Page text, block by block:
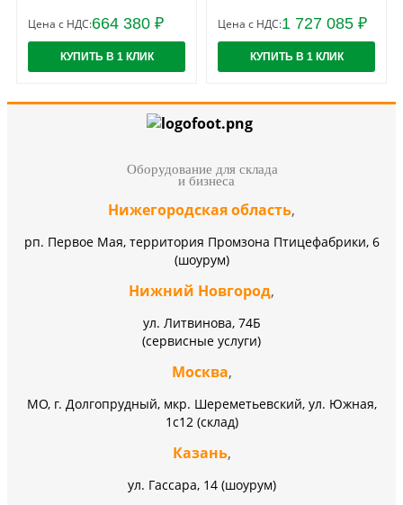
Цена с НДС:664 380 ₽
КУПИТЬ В 1 КЛИК
Цена с НДС:1 727 085 ₽
КУПИТЬ В 1 КЛИК
Оборудование для склада
и бизнеса
Нижегородская область,
рп. Первое Мая, территория Промзона Птицефабрики, 6
(шоурум)
Нижний Новгород,
ул. Литвинова, 74Б
(сервисные услуги)
Москва,
МО, г. Долгопрудный, мкр. Шереметьевский, ул. Южная,
1с12 (склад)
Казань,
ул. Гассара, 14 (шоурум)